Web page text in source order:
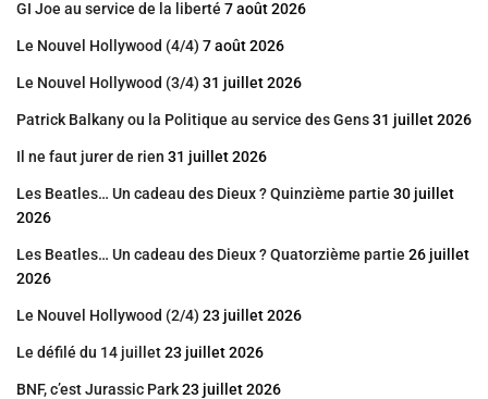
GI Joe au service de la liberté 7 août 2026
Le Nouvel Hollywood (4/4) 7 août 2026
Le Nouvel Hollywood (3/4) 31 juillet 2026
Patrick Balkany ou la Politique au service des Gens31 juillet 2026
Il ne faut jurer de rien 31 juillet 2026
Les Beatles… Un cadeau des Dieux ? Quinzième partie 30 juillet
2026
Les Beatles… Un cadeau des Dieux ? Quatorzième partie 26 juillet
2026
Le Nouvel Hollywood (2/4) 23 juillet 2026
Le défilé du 14 juillet23 juillet 2026
BNF, c’est Jurassic Park23 juillet 2026